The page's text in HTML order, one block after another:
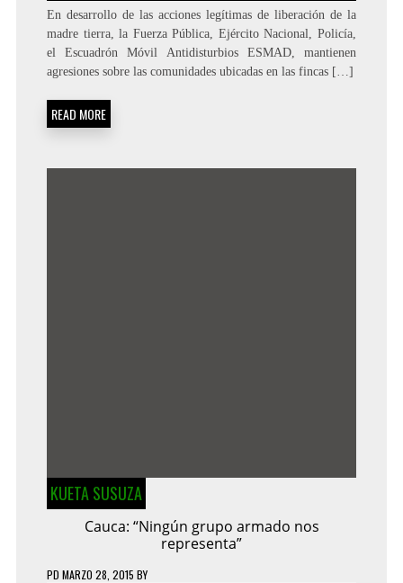
En desarrollo de las acciones legítimas de liberación de la
madre tierra, la Fuerza Pública, Ejército Nacional, Policía,
el Escuadrón Móvil Antidisturbios ESMAD, mantienen
agresiones sobre las comunidades ubicadas en las fincas […]
READ MORE
KUETA SUSUZA
Cauca: “Ningún grupo armado nos
representa”
PD MARZO 28, 2015 BY